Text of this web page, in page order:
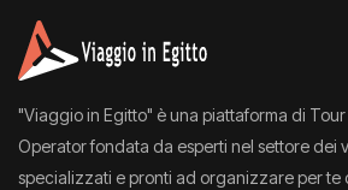
"Viaggio in Egitto" è una piattaforma di Tour
Operator fondata da esperti nel settore dei
specializzati e pronti ad organizzare per te